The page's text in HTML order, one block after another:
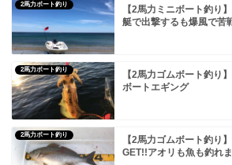
2馬力ボート釣り
【2馬力ミニボート釣り
艇で出撃するも爆風で苦
2馬力ボート釣り
【2馬力ゴムボート釣り
ボートエギング
2馬力ボート釣り
【2馬力ゴムボート釣り
GET!!アオリも魚も釣れ